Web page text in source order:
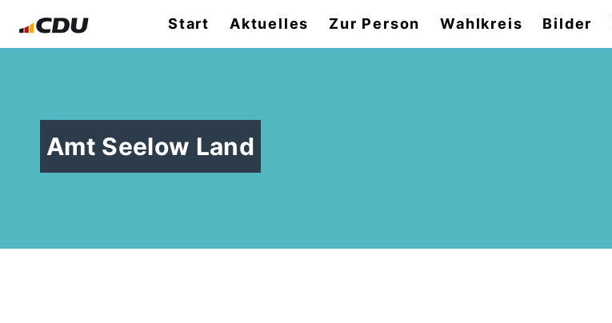
Start Aktuelles Zur Person Wahlkreis Bilder
Amt Seelow Land